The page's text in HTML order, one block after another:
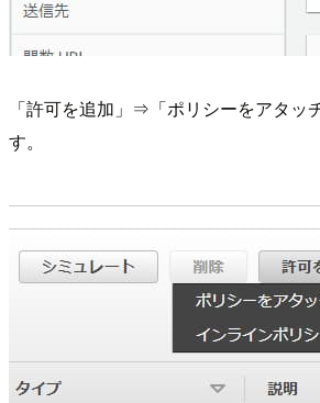
「許可を追加」⇒「ポリシーをアタッ
す。